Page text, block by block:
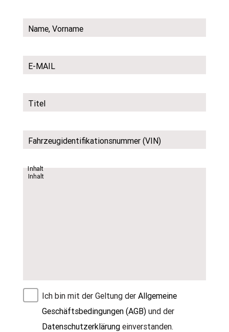
Name, Vorname
E-MAIL
Titel
Fahrzeugidentifikationsnummer (VIN)
Inhalt
Ich bin mit der Geltung der Allgemeine
Geschäftsbedingungen (AGB)und der
Datenschutzerklärungeinverstanden.